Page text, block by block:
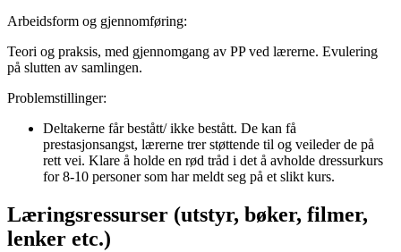
Arbeidsform og gjennomføring:
Teori og praksis, med gjennomgang av PP ved lærerne. Evulering
på slutten av samlingen.
Problemstillinger:
Deltakerne får bestått/ ikke bestått. De kan få
prestasjonsangst, lærerne trer støttende til og veileder de på
rett vei. Klare å holde en rød tråd i det å avholde dressurkurs
for 8-10 personer som har meldt seg på et slikt kurs.
Læringsressurser (utstyr, bøker, filmer,
lenker etc.)